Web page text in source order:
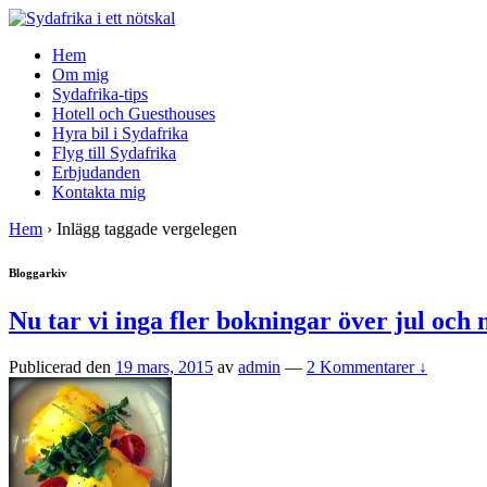
↓
Main
Content
Hem
Om mig
Sydafrika-tips
Hotell och Guesthouses
Hyra bil i Sydafrika
Flyg till Sydafrika
Erbjudanden
Kontakta mig
Hem › Inlägg taggade vergelegen
Bloggarkiv
Nu tar vi inga fler bokningar över jul och
Publicerad den 19 mars, 2015 av admin — 2 Kommentarer ↓